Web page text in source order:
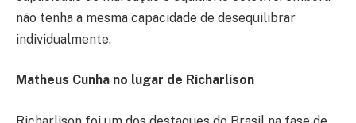
não tenha a mesma capacidade de desequilibrar
individualmente.
Matheus Cunha no lugar de Richarlison